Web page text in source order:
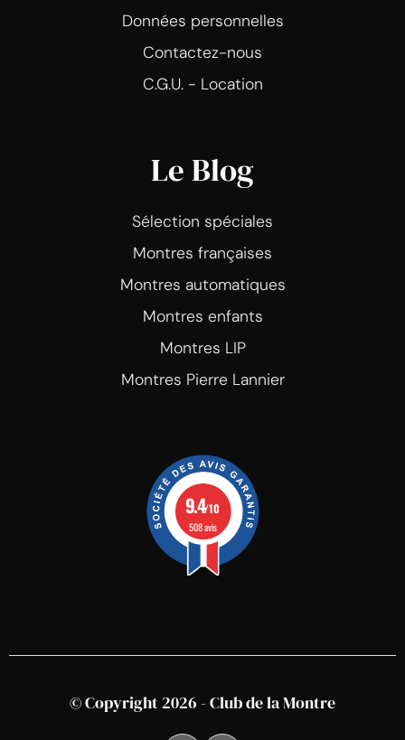
Données personnelles
Contactez-nous
C.G.U. - Location
Le Blog
Sélection spéciales
Montres françaises
Montres automatiques
Montres enfants
Montres LIP
Montres Pierre Lannier
9.4/10
508 avis
© Copyright 2026 - Club de la Montre